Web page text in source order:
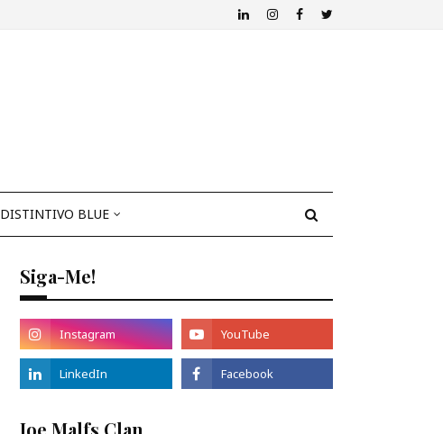
DISTINTIVO BLUE
Siga-Me!
Joe Malfs Clan